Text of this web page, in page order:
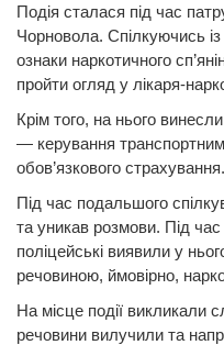
Подія сталася під час
Чорновола. Спілкуючись із
ознаки наркотичного
пройти огляд у лікаря-
Крім того, на нього
— керування
обов’язкового страхування.
Під час подальшого
та уникав розмови. Під час
поліцейські виявили у
речовиною, ймовірно,
На місце події викликали
речовини вилучили та